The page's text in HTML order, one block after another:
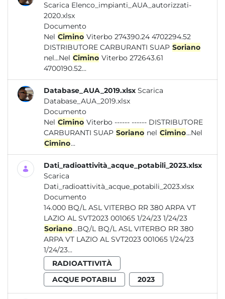
Scarica Elenco_impianti_AUA_autorizzati-
2020.xlsx
Documento
Nel Cimino Viterbo 274390.24 4702294.52
DISTRIBUTORE CARBURANTI SUAP Soriano
nel...Nel Cimino Viterbo 272643.61
4700190.52...
Database_AUA_2019.xlsx Scarica
Database_AUA_2019.xlsx
Documento
Nel Cimino Viterbo ------ ------ DISTRIBUTORE
CARBURANTI SUAP Soriano nel Cimino...Nel
Cimino...
Dati_radioattività_acque_potabili_2023.xlsx
Scarica
Dati_radioattività_acque_potabili_2023.xlsx
Documento
14.000 BQ/L ASL VITERBO RR 380 ARPA VT
LAZIO AL SVT2023 001065 1/24/23 1/24/23
Soriano...BQ/L BQ/L ASL VITERBO RR 380
ARPA VT LAZIO AL SVT2023 001065 1/24/23
1/24/23...
RADIOATTIVITÀ
ACQUE POTABILI
2023